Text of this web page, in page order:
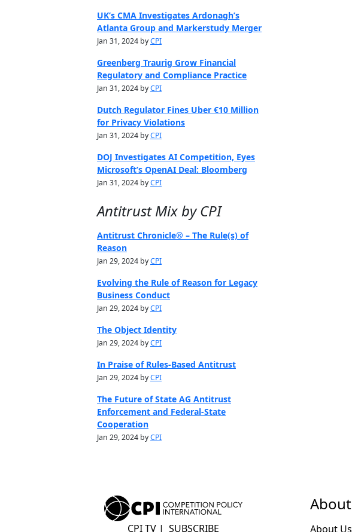
UK’s CMA Investigates Ardonagh’s
Atlanta Group and Markerstudy Merger
Jan 31, 2024 byCPI
Greenberg Traurig Grow Financial
Regulatory and Compliance Practice
Jan 31, 2024 byCPI
Dutch Regulator Fines Uber €10 Million
for Privacy Violations
Jan 31, 2024 byCPI
DOJ Investigates AI Competition, Eyes
Microsoft’s OpenAI Deal: Bloomberg
Jan 31, 2024 byCPI
Antitrust Mix by CPI
Antitrust Chronicle® – The Rule(s) of
Reason
Jan 29, 2024 byCPI
Evolving the Rule of Reason for Legacy
Business Conduct
Jan 29, 2024 byCPI
The Object Identity
Jan 29, 2024 byCPI
In Praise of Rules-Based Antitrust
Jan 29, 2024 byCPI
The Future of State AG Antitrust
Enforcement and Federal-State
Cooperation
Jan 29, 2024 byCPI
CPI TV | SUBSCRIBE
About
About Us